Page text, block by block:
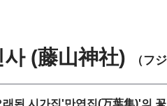
(藤山神社) （フ